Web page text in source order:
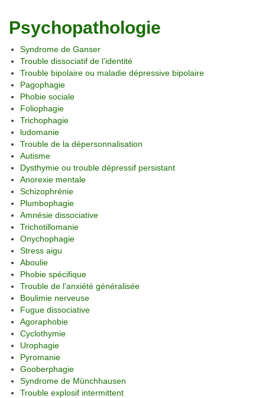
Psychopathologie
Syndrome de Ganser
Trouble dissociatif de l’identité
Trouble bipolaire ou maladie dépressive bipolaire
Pagophagie
Phobie sociale
Foliophagie
Trichophagie
ludomanie
Trouble de la dépersonnalisation
Autisme
Dysthymie ou trouble dépressif persistant
Anorexie mentale
Schizophrénie
Plumbophagie
Amnésie dissociative
Trichotillomanie
Onychophagie
Stress aigu
Aboulie
Phobie spécifique
Trouble de l’anxiété généralisée
Boulimie nerveuse
Fugue dissociative
Agoraphobie
Cyclothymie
Urophagie
Pyromanie
Gooberphagie
Syndrome de Münchhausen
Trouble explosif intermittent